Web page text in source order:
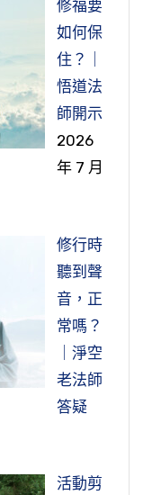
修福要
如何保
住？｜
悟道法
師開示
2026
年 7 月
修行時
聽到聲
音，正
常嗎？
｜淨空
老法師
答疑
活動剪